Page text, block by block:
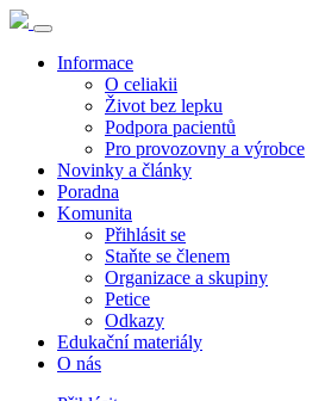
Informace
O celiakii
Život bez lepku
Podpora pacientů
Pro provozovny a výrobce
Novinky a články
Poradna
Komunita
Přihlásit se
Staňte se členem
Organizace a skupiny
Petice
Odkazy
Edukační materiály
O nás